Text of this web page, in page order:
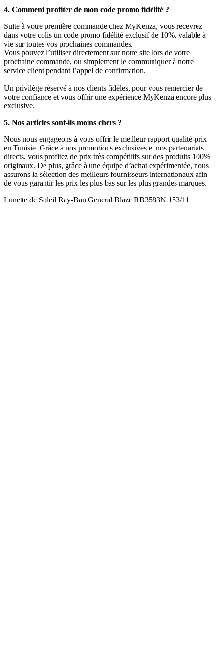
4. Comment profiter de mon code promo fidélité ?
Suite à votre première commande chez MyKenza, vous recevrez
dans votre colis un code promo fidélité exclusif de 10%, valable à
vie sur toutes vos prochaines commandes.
Vous pouvez l’utiliser directement sur notre site lors de votre
prochaine commande, ou simplement le communiquer à notre
service client pendant l’appel de confirmation.
Un privilège réservé à nos clients fidèles, pour vous remercier de
votre confiance et vous offrir une expérience MyKenza encore plus
exclusive.
5. Nos articles sont-ils moins chers ?
Nous nous engageons à vous offrir le meilleur rapport qualité-prix
en Tunisie. Grâce à nos promotions exclusives et nos partenariats
directs, vous profitez de prix très compétitifs sur des produits 100%
originaux. De plus, grâce à une équipe d’achat expérimentée, nous
assurons la sélection des meilleurs fournisseurs internationaux afin
de vous garantir les prix les plus bas sur les plus grandes marques.
Lunette de Soleil Ray-Ban General Blaze RB3583N 153/11